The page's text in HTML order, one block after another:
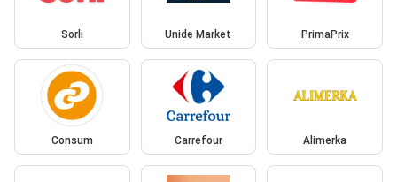
Sorli Unide Market PrimaPrix
Consum Carrefour Alimerka